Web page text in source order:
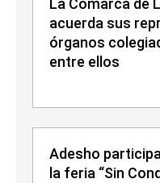
La Comarca de
acuerda sus
órganos
entre ellos
Adesho
la feria “Sin